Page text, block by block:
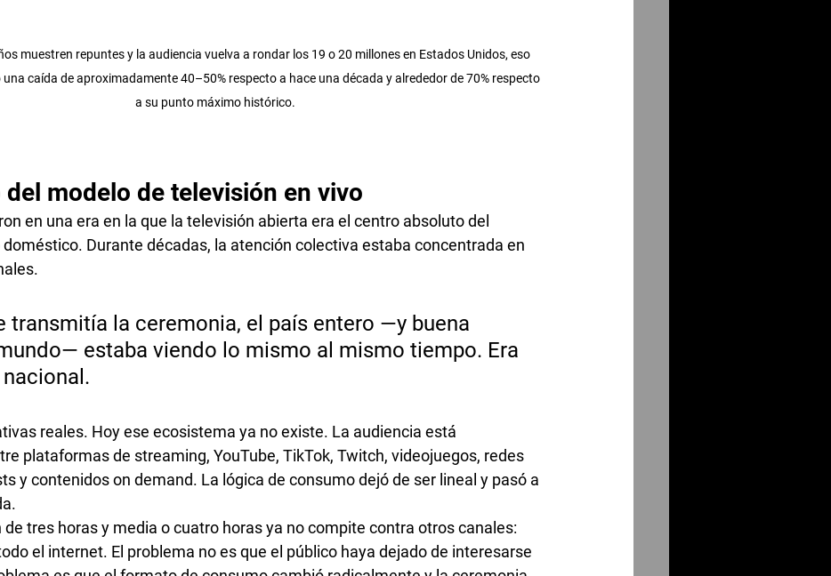
muestren repuntes y la audiencia vuelva a rondar los 19 o 20 millones en Estados Unidos, eso
caída de aproximadamente 40–50% respecto a hace una década y alrededor de 70% respecto
a su punto máximo histórico.
del modelo de televisión en vivo
en una era en la que la televisión abierta era el centro absoluto del
Durante décadas, la atención colectiva estaba concentrada en
transmitía la ceremonia, el país entero —y buena
estaba viendo lo mismo al mismo tiempo. Era
reales. Hoy ese ecosistema ya no existe. La audiencia está
plataformas de streaming, YouTube, TikTok, Twitch, videojuegos, redes
y contenidos on demand. La lógica de consumo dejó de ser lineal y pasó a
tres horas y media o cuatro horas ya no compite contra otros canales:
el internet. El problema no es que el público haya dejado de interesarse